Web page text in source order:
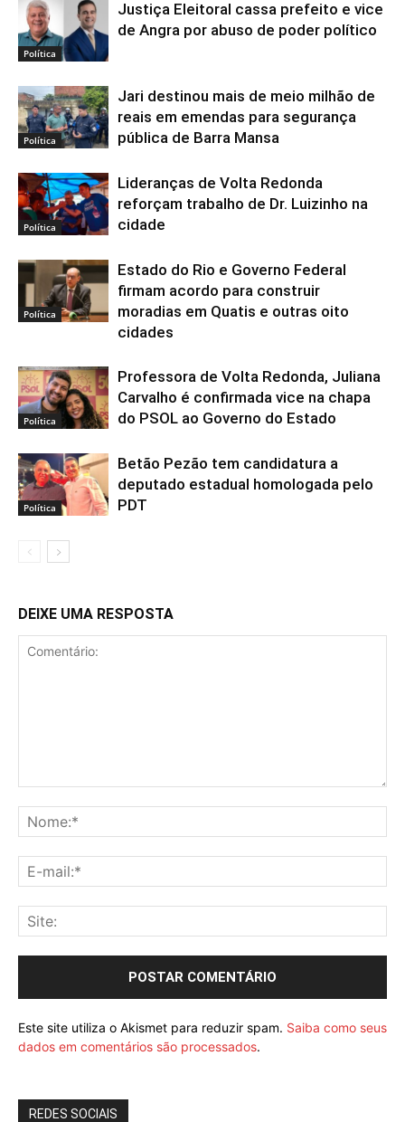
Política
Justiça Eleitoral cassa prefeito e vice
de Angra por abuso de poder político
Política
Jari destinou mais de meio milhão de
reais em emendas para segurança
pública de Barra Mansa
Política
Lideranças de Volta Redonda
reforçam trabalho de Dr. Luizinho na
cidade
Política
Estado do Rio e Governo Federal
firmam acordo para construir
moradias em Quatis e outras oito
cidades
Política
Professora de Volta Redonda, Juliana
Carvalho é confirmada vice na chapa
do PSOL ao Governo do Estado
Política
Betão Pezão tem candidatura a
deputado estadual homologada pelo
PDT
DEIXE UMA RESPOSTA
Este site utiliza o Akismet para reduzir spam. Saiba como seus
dados em comentários são processados.
REDES SOCIAIS